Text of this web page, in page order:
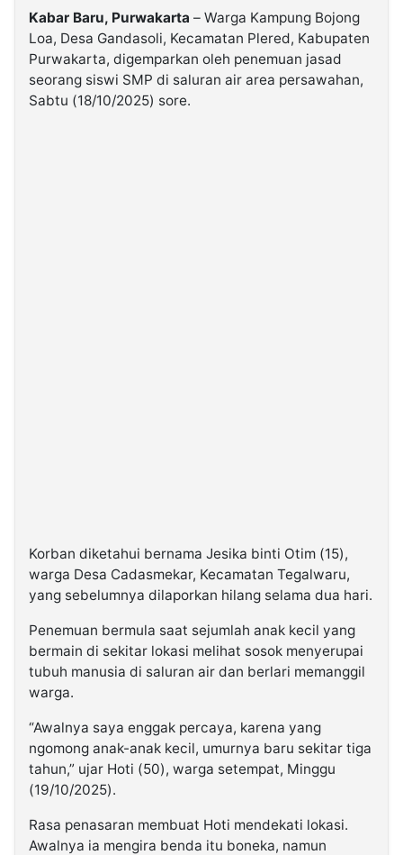
Kabarbaru.co
2026
Kabar Baru, Purwakarta – Warga Kampung Bojong
Loa, Desa Gandasoli, Kecamatan Plered, Kabupaten
Purwakarta, digemparkan oleh penemuan jasad
seorang siswi SMP di saluran air area persawahan,
Sabtu (18/10/2025) sore.
Korban diketahui bernama Jesika binti Otim (15),
warga Desa Cadasmekar, Kecamatan Tegalwaru,
yang sebelumnya dilaporkan hilang selama dua hari.
Penemuan bermula saat sejumlah anak kecil yang
bermain di sekitar lokasi melihat sosok menyerupai
tubuh manusia di saluran air dan berlari memanggil
warga.
“Awalnya saya enggak percaya, karena yang
ngomong anak-anak kecil, umurnya baru sekitar tiga
tahun,” ujar Hoti (50), warga setempat, Minggu
(19/10/2025).
Rasa penasaran membuat Hoti mendekati lokasi.
Awalnya ia mengira benda itu boneka, namun